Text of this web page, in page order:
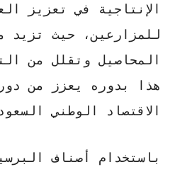
الإنتاجية في تعزيز
للمزارعين، حيث تزيد
المحاصيل وتقلل من
هذا بدوره يعزز من
الاقتصاد الوطني
باستخدام أصناف